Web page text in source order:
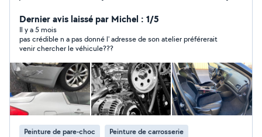
me contacter. Tel:
Dernier avis laissé par Michel : 1/5
Il y a 5 mois
pas crédible n a pas donné l' adresse de son atelier préférerait
venir chercher le véhicule???
Peinture de pare-choc Peinture de carrosserie